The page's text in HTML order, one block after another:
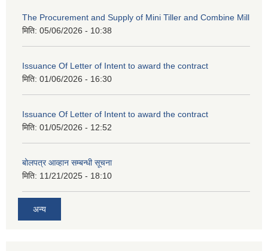
The Procurement and Supply of Mini Tiller and Combine Mill
मिति: 05/06/2026 - 10:38
Issuance Of Letter of Intent to award the contract
मिति: 01/06/2026 - 16:30
Issuance Of Letter of Intent to award the contract
मिति: 01/05/2026 - 12:52
बोलपत्र आव्हान सम्बन्धी सूचना
मिति: 11/21/2025 - 18:10
अन्य